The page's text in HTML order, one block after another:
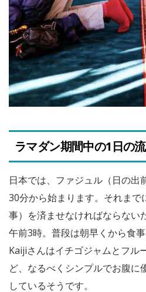
ラマダン期間中の1日の
日本では、ファジュル（日の出
30分から始まります。それまで
事）を済ませなければならない
午前3時。普段は朝早くから食
Kaijiさんはイチゴジャムとフル
ど、なるべくシンプルでお腹に
しているそうです。